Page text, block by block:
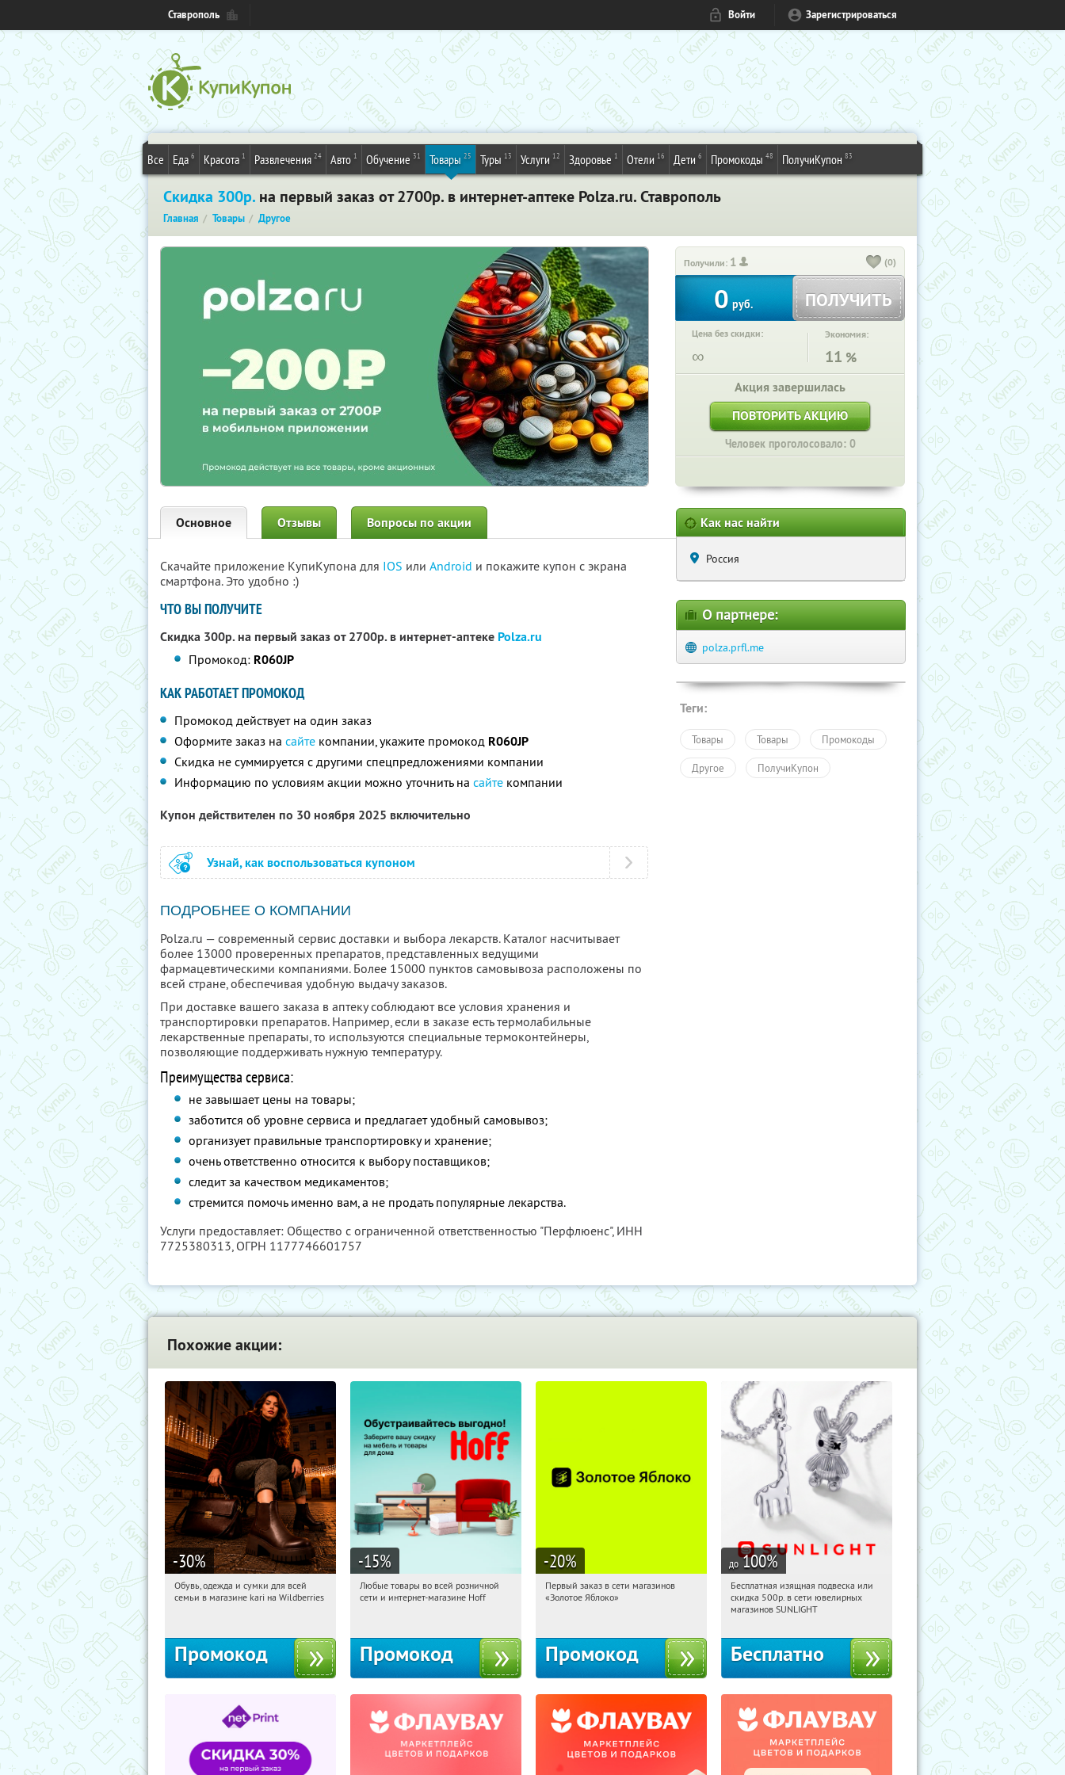
Ставрополь Войти Зарегистрироваться
Все Еда 6 Красота 1 Развлечения 24 Авто 1 Обучение 31 Товары 25 Туры 13 Услуги 12 Здоровье 1 Отели 16 Дети 6 Промокоды 48 ПолучиКупон 83
Скидка 300р. на первый заказ от 2700р. в интернет-аптеке Polza.ru. Ставрополь
Главная Товары Другое
Получили: 1 (0)
0 руб. ПОЛУЧИТЬ
Цена без скидки:
∞
Экономия:
11 %
Акция завершилась
ПОВТОРИТЬ АКЦИЮ
Человек проголосовало: 0
Основное Отзывы Вопросы по акции
Скачайте приложение КупиКупона для IOS или Android и покажите купон с экрана
смартфона. Это удобно :)
ЧТО ВЫ ПОЛУЧИТЕ
Скидка 300р. на первый заказ от 2700р. в интернет-аптеке Polza.ru
Промокод: R060JP
КАК РАБОТАЕТ ПРОМОКОД
Промокод действует на один заказ
Оформите заказ на сайте компании, укажите промокод R060JP
Скидка не суммируется с другими спецпредложениями компании
Информацию по условиям акции можно уточнить на сайте компании
Купон действителен по 30 ноября 2025 включительно
Узнай, как воспользоваться купоном
ПОДРОБНЕЕ О КОМПАНИИ
Polza.ru — современный сервис доставки и выбора лекарств. Каталог насчитывает
более 13000 проверенных препаратов, представленных ведущими
фармацевтическими компаниями. Более 15000 пунктов самовывоза расположены по
всей стране, обеспечивая удобную выдачу заказов.
При доставке вашего заказа в аптеку соблюдают все условия хранения и
транспортировки препаратов. Например, если в заказе есть термолабильные
лекарственные препараты, то используются специальные термоконтейнеры,
позволяющие поддерживать нужную температуру.
Преимущества сервиса:
не завышает цены на товары;
заботится об уровне сервиса и предлагает удобный самовывоз;
организует правильные транспортировку и хранение;
очень ответственно относится к выбору поставщиков;
следит за качеством медикаментов;
стремится помочь именно вам, а не продать популярные лекарства.
Услуги предоставляет: Общество с ограниченной ответственностью "Перфлюенс", ИНН
7725380313, ОГРН 1177746601757
Как нас найти
Россия
О партнере:
polza.prfl.me
Теги:
Товары Товары Промокоды
Другое ПолучиКупон
Похожие акции:
-30%
21:20:51
Получи первым!
Обувь, одежда и сумки для всей
семьи в магазине kari на Wildberries
Промокод
-15%
21:20:51 Получили:
Любые товары во всей розничной
сети и интернет-магазине Hoff
Промокод
-20%
21:20:51
Получи первым!
Первый заказ в сети магазинов
«Золотое Яблоко»
Промокод
до 100%
21:20:51 Получили:
Россия
Бесплатная изящная подвеска или
скидка 500р. в сети ювелирных
магазинов SUNLIGHT
Бесплатно